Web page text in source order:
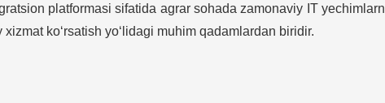
platformasi sifatida agrar sohada zamonaviy IT
ko‘rsatish yo‘lidagi muhim qadamlardan biridir.